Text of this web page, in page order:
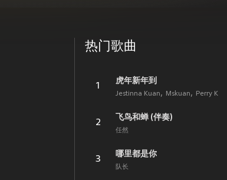
热门歌曲
1
虎年新年到
Jestinna Kuan Mskuan Perry K
2
飞鸟和蝉 (伴奏)
任然
3
哪里都是你
队长